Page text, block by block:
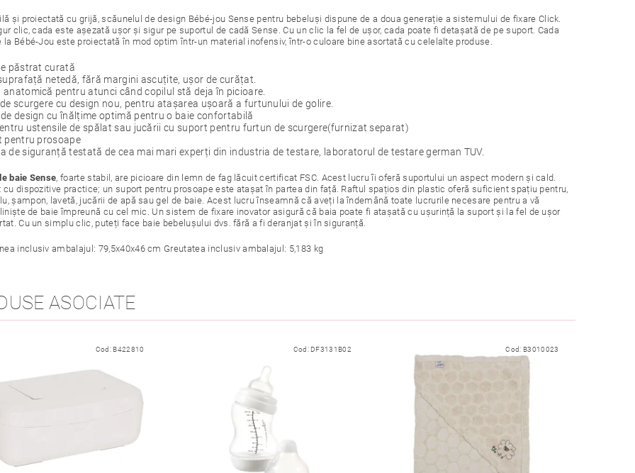
și proiectată cu grijă, scăunelul de design Bébé-jou Sense pentru bebeluși dispune de a doua generație a sistemului de fixare Click.
clic, cada este așezată ușor și sigur pe suportul de cadă Sense. Cu un clic la fel de ușor, cada poate fi detașată de pe suport. Cada
la Bébé-Jou este proiectată în mod optim într-un material inofensiv, într-o culoare bine asortată cu celelalte produse.
păstrat curată
netedă, fără margini ascuțite, ușor de curățat.
anatomică pentru atunci când copilul stă deja în picioare.
scurgere cu design nou, pentru atașarea ușoară a furtunului de golire.
design cu înălțime optimă pentru o baie confortabilă
ustensile de spălat sau jucării cu suport pentru furtun de scurgere(furnizat separat)
pentru prosoape
de siguranță testată de cea mai mari experți din industria de testare, laboratorul de testare german TUV.
baie Sense, foarte stabil, are picioare din lemn de fag lăcuit certificat FSC. Acest lucru îi oferă suportului un aspect modern și cald.
cu dispozitive practice; un suport pentru prosoape este atașat în partea din față. Raftul spațios din plastic oferă suficient spațiu pentru,
șampon, lavetă, jucării de apă sau gel de baie. Acest lucru înseamnă că aveți la îndemână toate lucrurile necesare pentru a vă
de baie împreună cu cel mic. Un sistem de fixare inovator asigură că baia poate fi atașată cu ușurință la suport și la fel de ușor
Cu un simplu clic, puteți face baie bebelușului dvs. fără a fi deranjat și în siguranță.
inclusiv ambalajul: 79,5x40x46 cm Greutatea inclusiv ambalajul: 5,183 kg
ASOCIATE
Cod: B422810 Cod: DF3131B02 Cod: B3010023